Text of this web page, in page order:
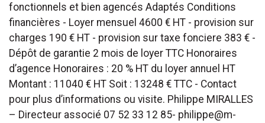
fonctionnels et bien agencés Adaptés Conditions
financières - Loyer mensuel 4600 € HT - provision sur
charges 190 € HT - provision sur taxe fonciere 383 € -
Dépôt de garantie 2 mois de loyer TTC Honoraires
d’agence Honoraires : 20 % HT du loyer annuel HT
Montant : 11040 € HT Soit : 13248 € TTC - Contact
pour plus d’informations ou visite. Philippe MIRALLES
– Directeur associé 07 52 33 12 85- philippe@m-